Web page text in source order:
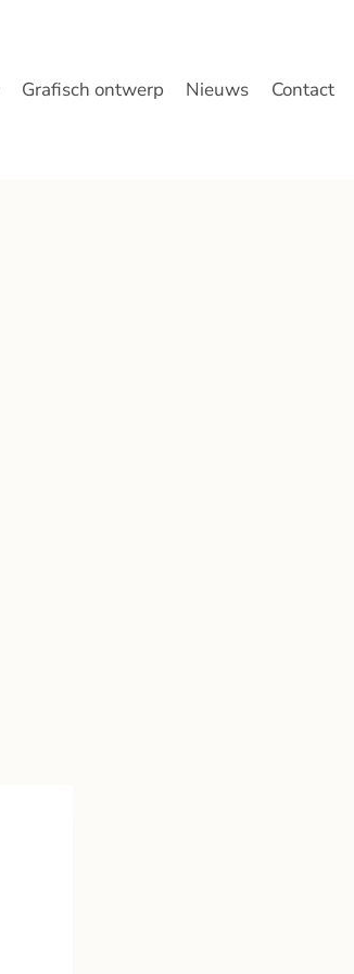
Grafisch ontwerp Nieuws Contact